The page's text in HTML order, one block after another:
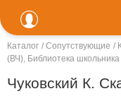
Каталог Сопутствующие
(ВЧ), Библиотека
Чуковский К.